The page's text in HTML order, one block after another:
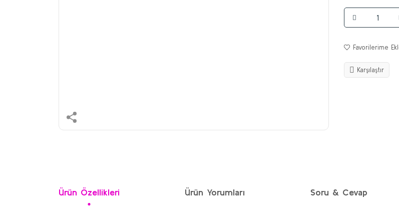
Karşılaştır
Ürün Özellikleri Ürün Yorumları Soru & Cevap